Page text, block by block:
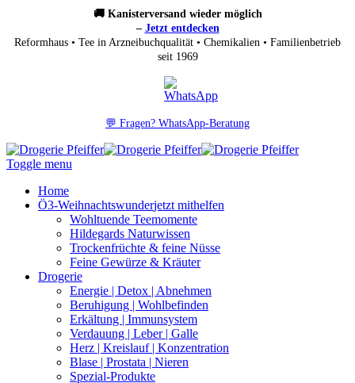
🚚 Kanisterversand wieder möglich
– Jetzt entdecken
Reformhaus • Tee in Arzneibuchqualität • Chemikalien • Familienbetrieb
seit 1969
💬 Fragen? WhatsApp-Beratung
Toggle menu
Home
Ö3-Weihnachtswunderjetzt mithelfen
Wohltuende Teemomente
Hildegards Naturwissen
Trockenfrüchte & feine Nüsse
Feine Gewürze & Kräuter
Drogerie
Energie | Detox | Abnehmen
Beruhigung | Wohlbefinden
Erkältung | Immunsystem
Verdauung | Leber | Galle
Herz | Kreislauf | Konzentration
Blase | Prostata | Nieren
Spezial-Produkte